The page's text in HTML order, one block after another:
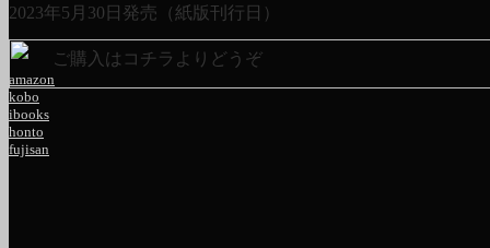
2023年5月30日発売（紙版刊行日）
ご購入はコチラよりどうぞ
amazon
kobo
ibooks
honto
fujisan